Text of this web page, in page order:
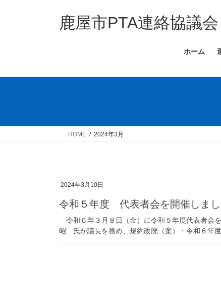
ス
ン
鹿屋市PTA連絡協議会
ホーム
HOME 2024年3月
2024年3月10日
令和５年度 代表者会を開催しまし
令和６年３月８日（金）に令和５年度代表者
昭 氏が議長を務め、規約改廃（案）・令和６年